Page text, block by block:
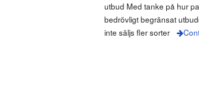
utbud Med tanke på hur
bedrövligt begränsat
inte säljs fler sorter